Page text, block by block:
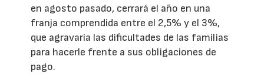
en agosto pasado, cerrará el año en una
franja comprendida entre el 2,5% y el 3%,
que agravaría las dificultades de las familias
para hacerle frente a sus obligaciones de
pago.